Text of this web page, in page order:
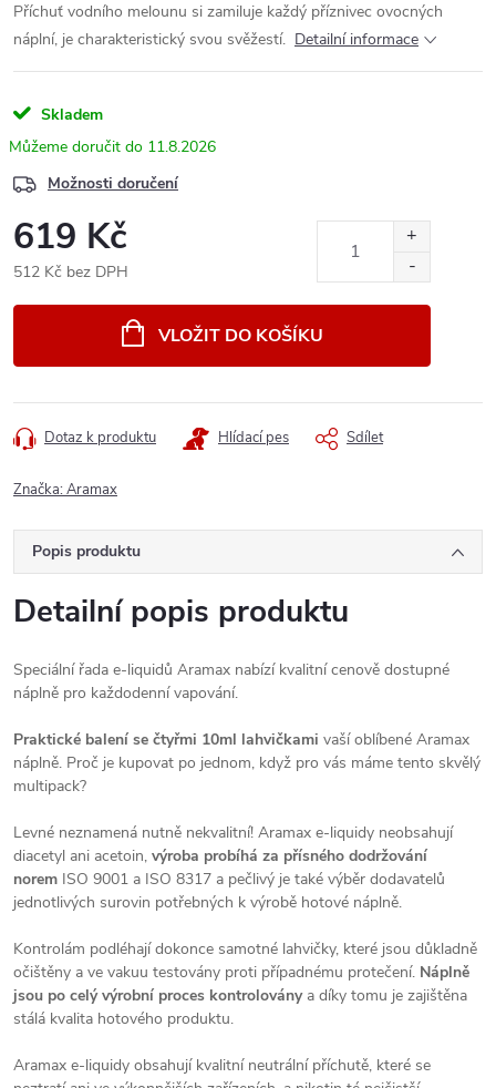
Příchuť vodního melounu si zamiluje každý příznivec ovocných
náplní, je charakteristický svou svěžestí. Detailní informace
Skladem
11.8.2026
Možnosti doručení
619 Kč
512 Kč bez DPH
VLOŽIT DO KOŠÍKU
Dotaz k produktu Hlídací pes Sdílet
Značka:Aramax
Popis produktu
Detailní popis produktu
Speciální řada e-liquidů Aramax nabízí kvalitní cenově dostupné
náplně pro každodenní vapování.
Praktické balení se čtyřmi 10ml lahvičkami vaší oblíbené Aramax
náplně. Proč je kupovat po jednom, když pro vás máme tento skvělý
multipack?
Levné neznamená nutně nekvalitní! Aramax e-liquidy neobsahují
diacetyl ani acetoin, výroba probíhá za přísného dodržování
norem ISO 9001 a ISO 8317 a pečlivý je také výběr dodavatelů
jednotlivých surovin potřebných k výrobě hotové náplně.
Kontrolám podléhají dokonce samotné lahvičky, které jsou důkladně
očištěny a ve vakuu testovány proti případnému protečení. Náplně
jsou po celý výrobní proces kontroloványa díky tomu je zajištěna
stálá kvalita hotového produktu.
Aramax e-liquidy obsahují kvalitní neutrální příchutě, které se